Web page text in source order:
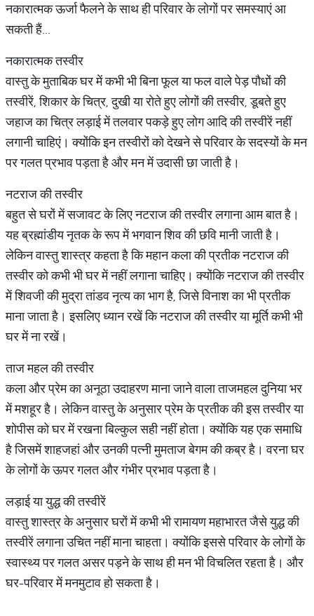
नकारात्मक ऊर्जा फैलने के साथ ही परिवार के लोगों पर समस्याएं आ
सकती हैं...
नकारात्मक तस्वीर
वास्तु के मुताबिक घर में कभी भी बिना फूल या फल वाले पेड़ पौधों की
तस्वीरें, शिकार के चित्र, दुखी या रोते हुए लोगों की तस्वीर, डूबते हुए
जहाज का चित्र लड़ाई में तलवार पकड़े हुए लोग आदि की तस्वीरें नहीं
लगानी चाहिएं। क्योंकि इन तस्वीरों को देखने से परिवार के सदस्यों के मन
पर गलत प्रभाव पड़ता है और मन में उदासी छा जाती है।
नटराज की तस्वीर
बहुत से घरों में सजावट के लिए नटराज की तस्वीर लगाना आम बात है।
यह ब्रह्मांडीय नृतक के रूप में भगवान शिव की छवि मानी जाती है।
लेकिन वास्तु शास्त्र कहता है कि महान कला की प्रतीक नटराज की
तस्वीर को कभी भी घर में नहीं लगाना चाहिए। क्योंकि नटराज की तस्वीर
में शिवजी की मुद्रा तांडव नृत्य का भाग है, जिसे विनाश का भी प्रतीक
माना जाता है। इसलिए ध्यान रखें कि नटराज की तस्वीर या मूर्ति कभी भी
घर में ना रखें।
ताज महल की तस्वीर
कला और प्रेम का अनूठा उदाहरण माना जाने वाला ताजमहल दुनिया भर
में मशहूर है। लेकिन वास्तु के अनुसार प्रेम के प्रतीक की इस तस्वीर या
शोपीस को घर में रखना बिल्कुल सही नहीं होता। क्योंकि यह एक समाधि
है जिसमें शाहजहां और उनकी पत्नी मुमताज बेगम की कब्र है। वरना घर
के लोगों के ऊपर गलत और गंभीर प्रभाव पड़ता है।
लड़ाई या युद्ध की तस्वीरें
वास्तु शास्त्र के अनुसार घरों में कभी भी रामायण महाभारत जैसे युद्ध की
तस्वीरें लगाना उचित नहीं माना चाहता। क्योंकि इससे परिवार के लोगों के
स्वास्थ्य पर गलत असर पड़ने के साथ ही मन भी विचलित रहता है। और
घर-परिवार में मनमुटाव हो सकता है।